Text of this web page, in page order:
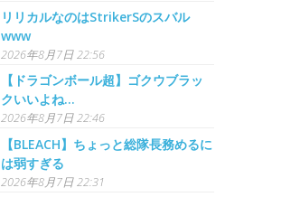
リリカルなのはStrikerSのスバル
www
2026年8月7日 22:56
【ドラゴンボール超】ゴクウブラッ
クいいよね...
2026年8月7日 22:46
【BLEACH】ちょっと総隊長務めるに
は弱すぎる
2026年8月7日 22:31